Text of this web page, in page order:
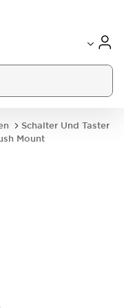
Schalter Und Taster
Mount